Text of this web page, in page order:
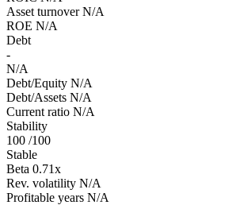
Asset turnover N/A
ROE N/A
Debt
-
N/A
Debt/Equity N/A
Debt/Assets N/A
Current ratio N/A
Stability
100 /100
Stable
Beta 0.71x
Rev. volatility N/A
Profitable years N/A